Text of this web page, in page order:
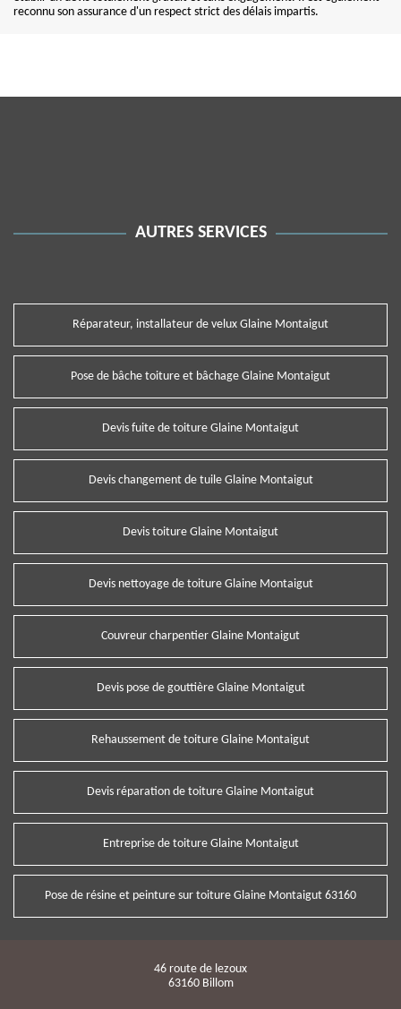
reconnu son assurance d'un respect strict des délais impartis.
AUTRES SERVICES
Réparateur, installateur de velux Glaine Montaigut
Pose de bâche toiture et bâchage Glaine Montaigut
Devis fuite de toiture Glaine Montaigut
Devis changement de tuile Glaine Montaigut
Devis toiture Glaine Montaigut
Devis nettoyage de toiture Glaine Montaigut
Couvreur charpentier Glaine Montaigut
Devis pose de gouttière Glaine Montaigut
Rehaussement de toiture Glaine Montaigut
Devis réparation de toiture Glaine Montaigut
Entreprise de toiture Glaine Montaigut
Pose de résine et peinture sur toiture Glaine Montaigut 63160
46 route de lezoux
63160 Billom